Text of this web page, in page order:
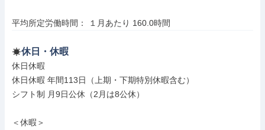
平均所定労働時間： １月あたり 160.0時間
休日・休暇
休日休暇
休日休暇 年間113日（上期・下期特別休暇含む）
シフト制 月9日公休（2月は8公休）
＜休暇＞